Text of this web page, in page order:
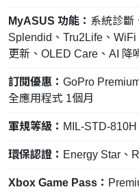
MyASUS 功能： 系統診斷
Splendid、Tru2Life、
更新、OLED Care、AI 降
訂閱優惠： GoPro
全應用程式 1個月
軍規等級： MIL-STD-810H
環保認證： Energy Star、
Xbox Game Pass：